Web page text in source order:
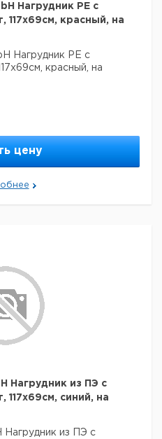
Нагрудник PE с
117x69см, красный, на
Нагрудник PE с
красный, на
цену
Нагрудник из ПЭ с
117x69см, синий, на
Нагрудник из ПЭ с